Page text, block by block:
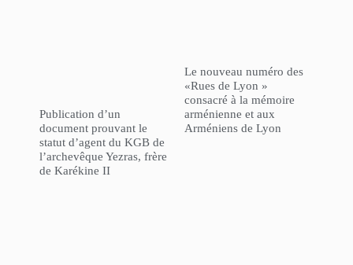
Publication d’un
document prouvant le
statut d’agent du KGB de
l’archevêque Yezras, frère
de Karékine II
Le nouveau numéro des
«Rues de Lyon »
consacré à la mémoire
arménienne et aux
Arméniens de Lyon